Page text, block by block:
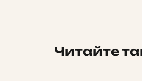
Читайте